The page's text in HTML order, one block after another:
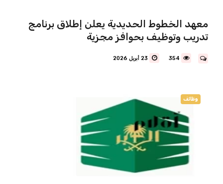
معهد الخطوط الحديدية يعلن إطلاق برنامج
تدريب وتوظيف بحوافز مجزية
354 23 أبريل 2026
وظائف